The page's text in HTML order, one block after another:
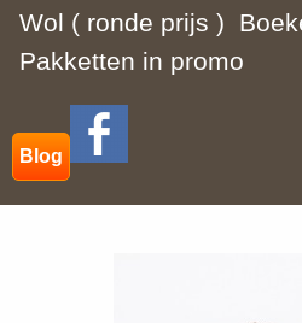
Wol ( ronde prijs )
Pakketten in promo
Blog